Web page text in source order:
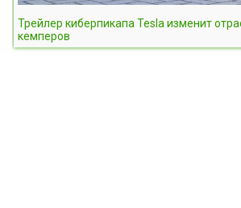
Трейлер киберпикапа Tesla изменит
кемперов